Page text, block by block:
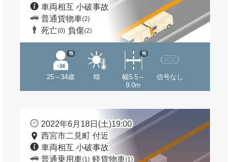
車両相互 小破事故
普通貨物車(2)
死亡(0) 負傷(2)
25～34歳
他
晴
幅5.5～
9.0m
他
信号なし
2022年6月18日(土)19:00
西宮市二見町 付近
車両相互 小破事故
普通乗用車(1) 軽貨物車(1)